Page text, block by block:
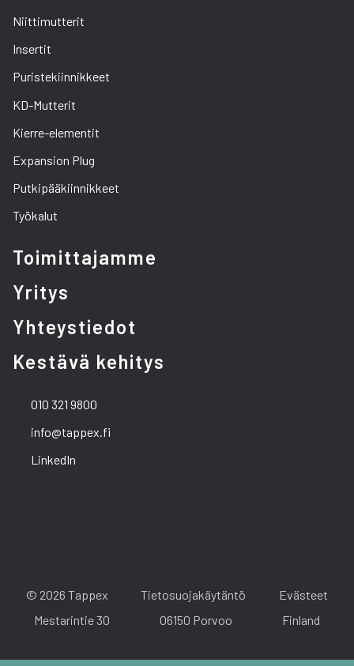
Niittimutterit
Insertit
Puristekiinnikkeet
KD-Mutterit
Kierre-elementit
Expansion Plug
Putkipääkiinnikkeet
Työkalut
Toimittajamme
Yritys
Yhteystiedot
Kestävä kehitys
010 321 9800
info@tappex.fi
LinkedIn
© 2026 Tappex Tietosuojakäytäntö
Evästeet
Mestarintie 30
06150 Porvoo Finland